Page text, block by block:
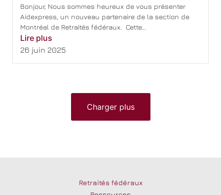
Bonjour, Nous sommes heureux de vous présenter
Aidexpress, un nouveau partenaire de la section de
Montréal de Retraités fédéraux. Cette...
Lire plus
26 juin 2025
Charger plus
Retraités fédéraux